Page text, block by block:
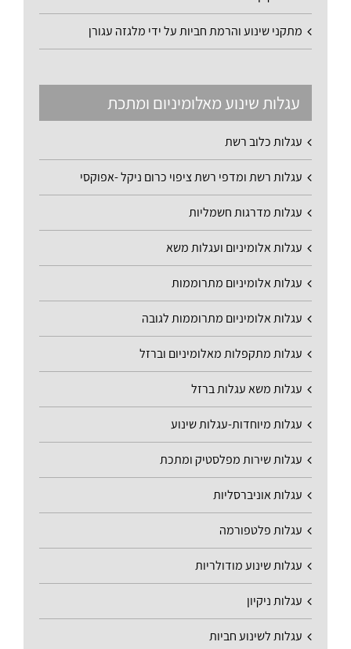
מתקני שינוע והרמת חביות על ידי מלגזה עגורן
עגלות שינוע מאלומיניום ומתכת
עגלות כלוב רשת
עגלות רשת ומדפי רשת ציפוי כרום ניקל -אפוקסי
עגלות מדרגות חשמליות
עגלות אלומיניום ועגלות משא
עגלות אלומיניום מתרוממות
עגלות אלומיניום מתרוממות לגובה
עגלות מתקפלות מאלומיניום וברזל
עגלות משא עגלות ברזל
עגלות מיוחדות-עגלות שינוע
עגלות שירות מפלסטיק ומתכת
עגלות אוניברסליות
עגלות פלטפורמה
עגלות שינוע מודולריות
עגלות ניקיון
עגלות לשינוע חביות